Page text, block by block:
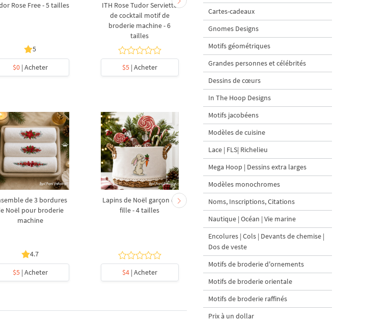
Rose Free - 5 tailles
5
$0| Acheter
ITH Rose Tudor Serviette
de cocktail motif de
broderie machine - 6
tailles
$5| Acheter
Ornements baroques
damassés Motifs de
broderie à la machine - 5
tailles
$5| Acheter
de 3 bordures
Noël pour broderie
machine
4.7
$5| Acheter
Lapins de Noël garçon et
fille - 4 tailles
$4| Acheter
Chevreau au nœud rouge
– broderie machine, 4
tailles
$4| Acheter
Cartes-cadeaux
Gnomes Designs
Motifs géométriques
Grandes personnes et célébrités
Dessins de cœurs
In The Hoop Designs
Motifs jacobéens
Modèles de cuisine
Lace | FLS| Richelieu
Mega Hoop | Dessins extra larges
Modèles monochromes
Noms, Inscriptions, Citations
Nautique | Océan | Vie marine
Encolures | Cols | Devants de chemise |
Dos de veste
Motifs de broderie d'ornements
Motifs de broderie orientale
Motifs de broderie raffinés
Prix à un dollar